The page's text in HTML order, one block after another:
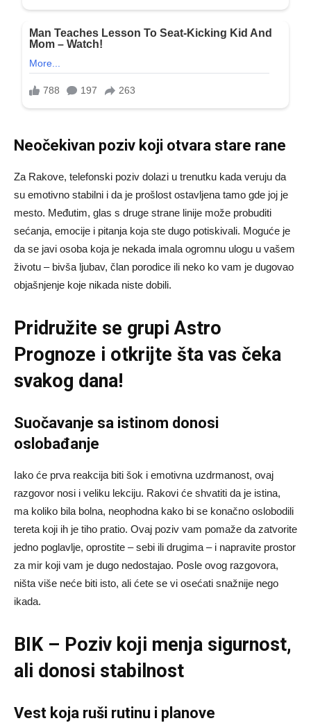
Neočekivan poziv koji otvara stare rane
Za Rakove, telefonski poziv dolazi u trenutku kada veruju da
su emotivno stabilni i da je prošlost ostavljena tamo gde joj je
mesto. Međutim, glas s druge strane linije može probuditi
sećanja, emocije i pitanja koja ste dugo potiskivali. Moguće je
da se javi osoba koja je nekada imala ogromnu ulogu u vašem
životu – bivša ljubav, član porodice ili neko ko vam je dugovao
objašnjenje koje nikada niste dobili.
Pridružite se grupiAstro
Prognoze i otkrijte šta vas čeka
svakog dana!
Suočavanje sa istinom donosi
oslobađanje
Iako će prva reakcija biti šok i emotivna uzdrmanost, ovaj
razgovor nosi i veliku lekciju. Rakovi će shvatiti da je istina,
ma koliko bila bolna, neophodna kako bi se konačno oslobodili
tereta koji ih je tiho pratio. Ovaj poziv vam pomaže da zatvorite
jedno poglavlje, oprostite – sebi ili drugima – i napravite prostor
za mir koji vam je dugo nedostajao. Posle ovog razgovora,
ništa više neće biti isto, ali ćete se vi osećati snažnije nego
ikada.
BIK – Poziv koji menja sigurnost,
ali donosi stabilnost
Vest koja ruši rutinu i planove